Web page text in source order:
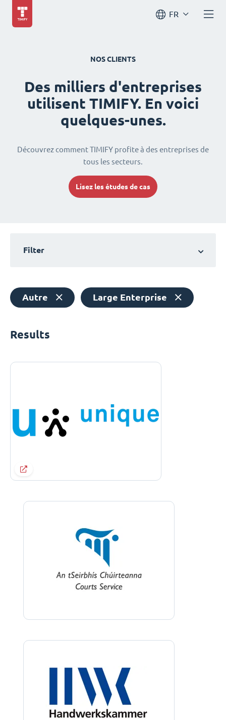
FR
NOS CLIENTS
Des milliers d'entreprises
utilisent TIMIFY. En voici
quelques-unes.
Découvrez comment TIMIFY profite à des entreprises de
tous les secteurs.
Lisez les études de cas
Filter
Autre Large Enterprise
Results